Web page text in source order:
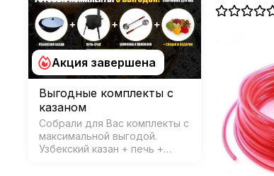
Акция завершена
Выгодные комплекты с
казаном
Собрали для Вас комплекты с
максимальной выгодой.
Узбекский казан + печь +